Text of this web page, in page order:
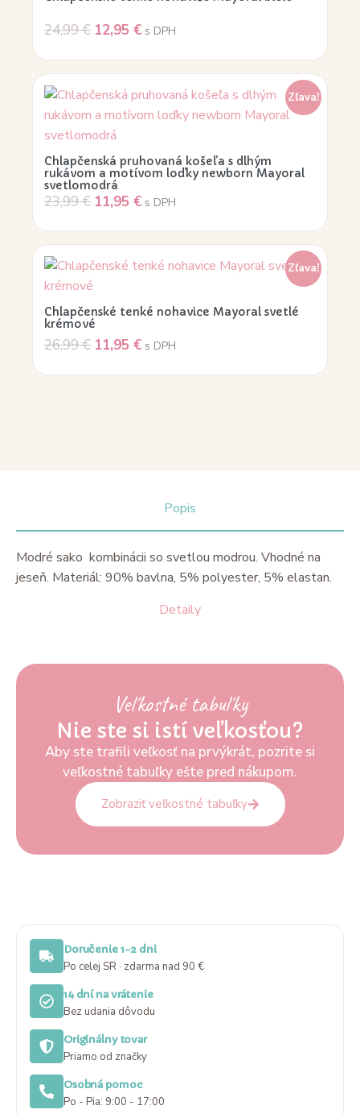
24,99€ 12,95 € s DPH
Zľava!
Chlapčenská pruhovaná košeľa s dlhým
rukávom a motívom loďky newborn Mayoral
svetlomodrá
23,99€ 11,95 € s DPH
Zľava!
Chlapčenské tenké nohavice Mayoral svetlé
krémové
26,99€ 11,95 € s DPH
Popis
Detaily
Modré sako kombinácii so svetlou modrou. Vhodné na
jeseň. Materiál: 90% bavlna, 5% polyester, 5% elastan.
Veľkostné tabuľky
Nie ste si istí veľkosťou?
Aby ste trafili veľkosť na prvýkrát, pozrite si
veľkostné tabuľky ešte pred nákupom.
Zobraziť veľkostné tabuľky
Doručenie 1-2 dni
Po celej SR · zdarma nad 90 €
14 dní na vrátenie
Bez udania dôvodu
Originálny tovar
Priamo od značky
Osobná pomoc
Po - Pia: 9:00 - 17:00